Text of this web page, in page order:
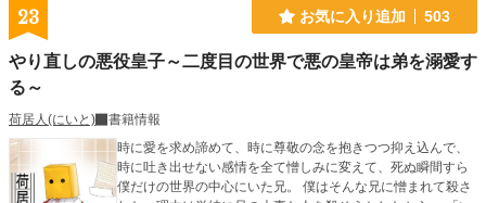
23 お気に入り追加 503
やり直しの悪役皇子～二度目の世界で悪の皇帝は弟を溺愛す
る～
荷居人(にいと)
書籍情報
時に愛を求め諦めて、時に尊敬の念を抱きつつ抑え込んで、
時に吐き出せない感情を全て憎しみに変えて、死ぬ瞬間すら
僕だけの世界の中心にいた兄。 僕はそんな兄に憎まれて殺さ